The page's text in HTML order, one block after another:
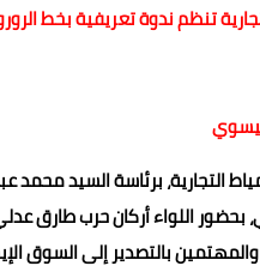
تنظم ندوة تعريفية بخط
التجارية، برئاسة السيد محمد
بحضور اللواء أركان حرب طارق
بالتصدير إلى السوق